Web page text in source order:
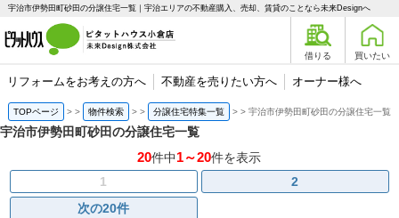
宇治市伊勢田町砂田の分譲住宅一覧｜宇治エリアの不動産購入、売却、賃貸のことなら未来Designへ
借りる 買いたい
リフォームをお考えの方へ 不動産を売りたい方へ オーナー様へ
TOPページ > 物件検索 > 分譲住宅特集一覧 > 宇治市伊勢田町砂田の分譲住宅一覧
宇治市伊勢田町砂田の分譲住宅一覧
20件中1～20件を表示
1
2
次の20件